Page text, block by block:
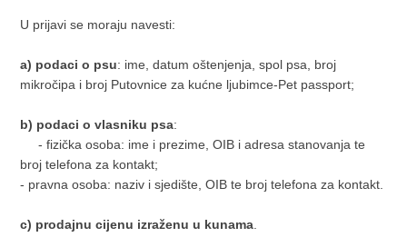
U prijavi se moraju navesti:
a) podaci o psu: ime, datum oštenjenja, spol psa, broj
mikročipa i broj Putovnice za kućne ljubimce-Pet passport;
b) podaci o vlasniku psa:
- fizička osoba: ime i prezime, OIB i adresa stanovanja te
broj telefona za kontakt;
- pravna osoba: naziv i sjedište, OIB te broj telefona za kontakt.
c) prodajnu cijenu izraženu u kunama